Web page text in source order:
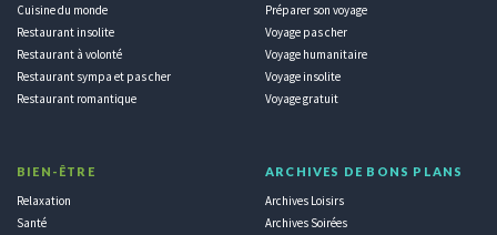
Cuisine du monde
Restaurant insolite
Restaurant à volonté
Restaurant sympa et pas cher
Restaurant romantique
BIEN-ÊTRE
Relaxation
Santé
Préparer son voyage
Voyage pas cher
Voyage humanitaire
Voyage insolite
Voyage gratuit
ARCHIVES DE BONS PLANS
Archives Loisirs
Archives Soirées